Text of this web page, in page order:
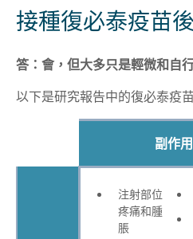
接種復必泰疫苗
答：會，但大多只是輕微和自
以下是研究報告中的復必泰疫
副作用
注射部位
疼痛和腫
脹